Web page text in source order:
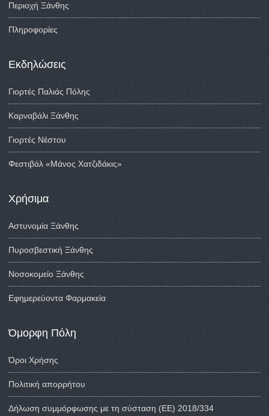
Περιοχή Ξάνθης
Πληροφορίες
Εκδηλώσεις
Γιορτές Παλιάς Πόλης
Καρναβάλι Ξάνθης
Γιορτές Νέστου
Φεστιβάλ «Μάνος Χατζιδάκις»
Χρήσιμα
Αστυνομία Ξάνθης
Πυροσβεστική Ξάνθης
Νοσοκομείο Ξάνθης
Εφημερεύοντα Φαρμακεία
Όμορφη Πόλη
Όροι Χρήσης
Πολιτική απορρήτου
Δήλωση συμμόρφωσης με τη σύσταση (ΕΕ) 2018/334